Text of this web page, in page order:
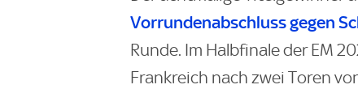
Vorrundenabschluss gegen
Runde. Im Halbfinale der EM
Frankreich nach zwei Toren